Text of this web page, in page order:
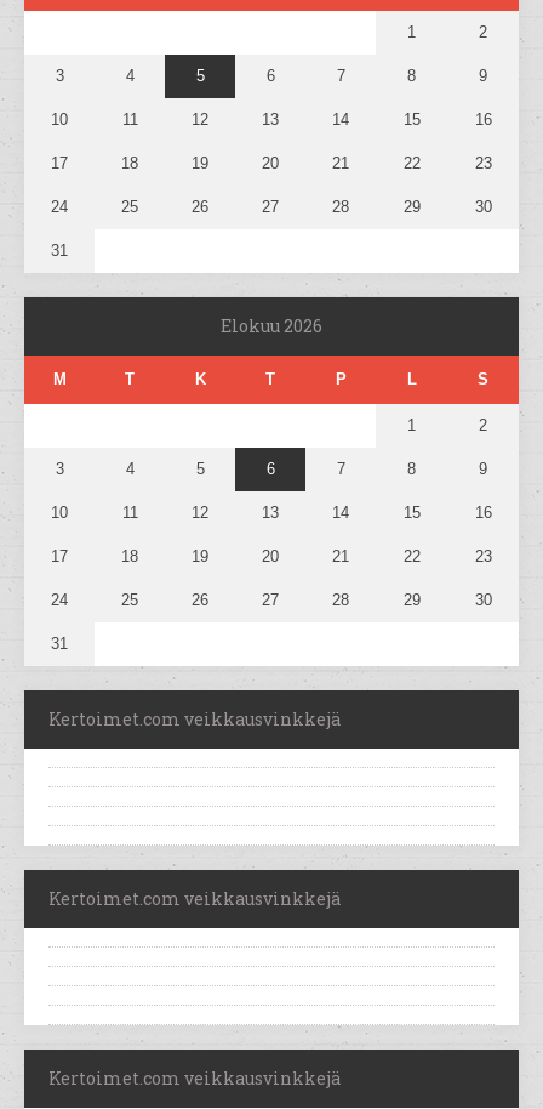
1 2
3 4 5 6 7 8 9
10 11 12 13 14 15 16
17 18 19 20 21 22 23
24 25 26 27 28 29 30
31
Elokuu 2026
M T K T P L S
1 2
3 4 5 6 7 8 9
10 11 12 13 14 15 16
17 18 19 20 21 22 23
24 25 26 27 28 29 30
31
Kertoimet.com veikkausvinkkejä
Kertoimet.com veikkausvinkkejä
Kertoimet.com veikkausvinkkejä